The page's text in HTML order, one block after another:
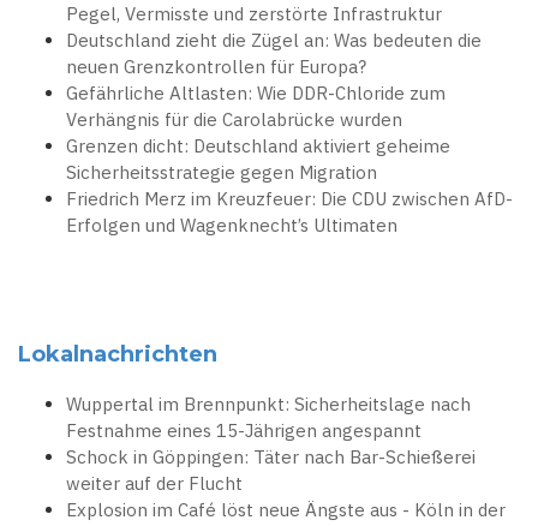
Pegel, Vermisste und zerstörte Infrastruktur
Deutschland zieht die Zügel an: Was bedeuten die
neuen Grenzkontrollen für Europa?
Gefährliche Altlasten: Wie DDR-Chloride zum
Verhängnis für die Carolabrücke wurden
Grenzen dicht: Deutschland aktiviert geheime
Sicherheitsstrategie gegen Migration
Friedrich Merz im Kreuzfeuer: Die CDU zwischen AfD-
Erfolgen und Wagenknecht’s Ultimaten
Lokalnachrichten
Wuppertal im Brennpunkt: Sicherheitslage nach
Festnahme eines 15-Jährigen angespannt
Schock in Göppingen: Täter nach Bar-Schießerei
weiter auf der Flucht
Explosion im Café löst neue Ängste aus - Köln in der